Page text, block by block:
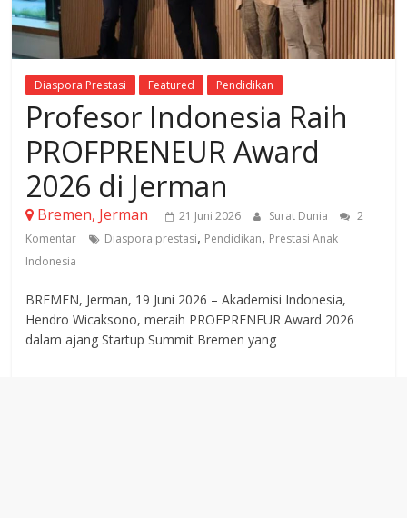
Diaspora Prestasi Featured Pendidikan
Profesor Indonesia Raih
PROFPRENEUR Award
2026 di Jerman
Bremen, Jerman 21 Juni 2026 Surat Dunia
2
Komentar
Diaspora prestasi, Pendidikan, Prestasi Anak
Indonesia
BREMEN, Jerman, 19 Juni 2026 – Akademisi Indonesia,
Hendro Wicaksono, meraih PROFPRENEUR Award 2026
dalam ajang Startup Summit Bremen yang